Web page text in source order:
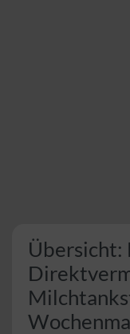
Übersicht: